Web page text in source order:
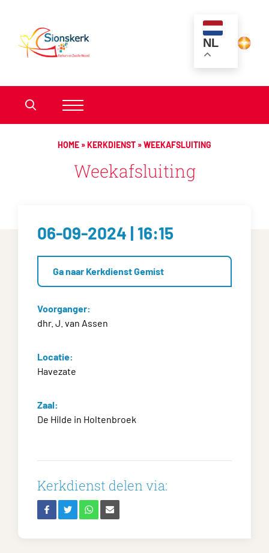
NL
HOME »KERKDIENST »WEEKAFSLUITING
Weekafsluiting
06-09-2024 | 16:15
Ga naar Kerkdienst Gemist
Voorganger:
dhr. J. van Assen
Locatie:
Havezate
Zaal:
De Hilde in Holtenbroek
Kerkdienst delen via: